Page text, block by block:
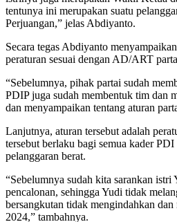
tentunya ini merupakan suatu
Perjuangan,” jelas Abdiyanto.
Secara tegas Abdiyanto
peraturan sesuai dengan AD/ART
“Sebelumnya, pihak partai sudah
PDIP juga sudah membentuk tim dan
dan menyampaikan tentang aturan
Lanjutnya, aturan tersebut adalah
tersebut berlaku bagi semua kader
pelanggaran berat.
“Sebelumnya sudah kita sarankan istri
pencalonan, sehingga Yudi tidak
bersangkutan tidak mengindahkan
2024,” tambahnya.